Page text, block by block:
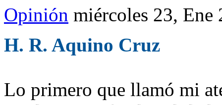
Opinión miércoles 23, Ene
H. R. Aquino Cruz
Lo primero que llamó mi